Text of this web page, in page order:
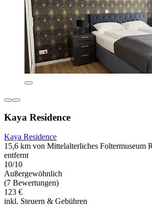
Kaya Residence
Kaya Residence
15,6 km von Mittelalterliches Foltermuseum
entfernt
10/10
Außergewöhnlich
(7 Bewertungen)
123 €
inkl. Steuern & Gebühren